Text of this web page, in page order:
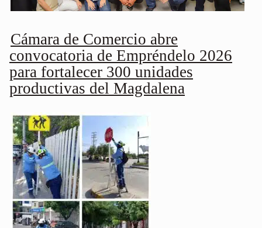
Cámara de Comercio abre
convocatoria de Empréndelo 2026
para fortalecer 300 unidades
productivas del Magdalena